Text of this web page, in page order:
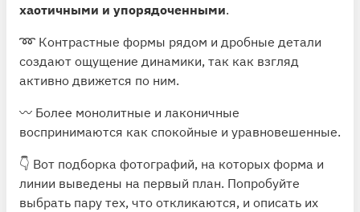
хаотичными и упорядоченными.
➿ Контрастные формы рядом и дробные детали
создают ощущение динамики, так как взгляд
активно движется по ним.
〰️ Более монолитные и лаконичные
воспринимаются как спокойные и уравновешенные.
👇 Вот подборка фотографий, на которых форма и
линии выведены на первый план. Попробуйте
выбрать пару тех, что откликаются, и описать их